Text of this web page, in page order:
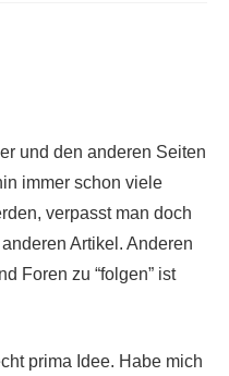
und den anderen Seiten
immer schon viele
verpasst man doch
Artikel. Anderen
Foren zu “folgen” ist
prima Idee. Habe mich